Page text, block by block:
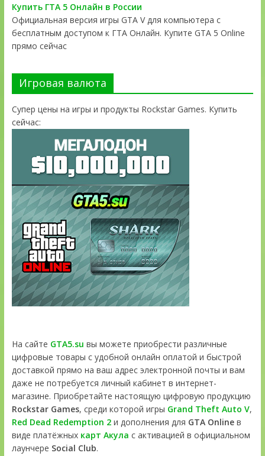
Купить ГТА 5 Онлайн в России
Официальная версия игры GTA V для компьютера с
бесплатным доступом к ГТА Онлайн. Купите GTA 5 Online
прямо сейчас
Игровая валюта
Супер цены на игры и продукты Rockstar Games. Купить
сейчас:
На сайте GTA5.su вы можете приобрести различные
цифровые товары с удобной онлайн оплатой и быстрой
доставкой прямо на ваш адрес электронной почты и вам
даже не потребуется личный кабинет в интернет-
магазине. Приобретайте настоящую цифровую продукцию
Rockstar Games, среди которой игры Grand Theft Auto V,
Red Dead Redemption 2и дополнения для GTA Onlineв
виде платёжных карт Акула с активацией в официальном
лаунчере Social Club.